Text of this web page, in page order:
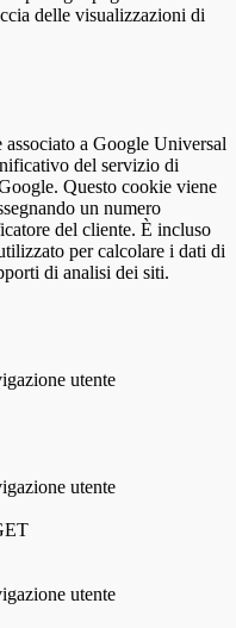
delle visualizzazioni di
a Google Universal
del servizio di
Questo cookie viene
un numero
del cliente. È incluso
per calcolare i dati di
di analisi dei siti.
utente
utente
utente